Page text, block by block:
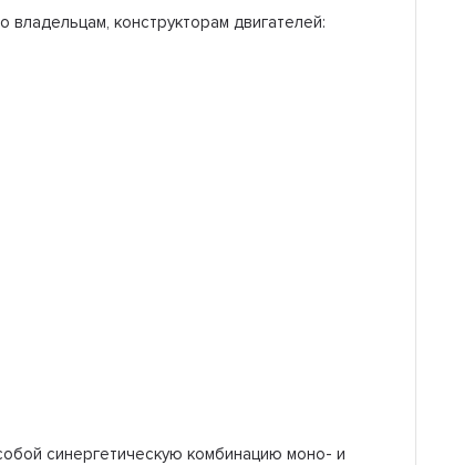
конструкторам двигателей:
синергетическую комбинацию моно- и